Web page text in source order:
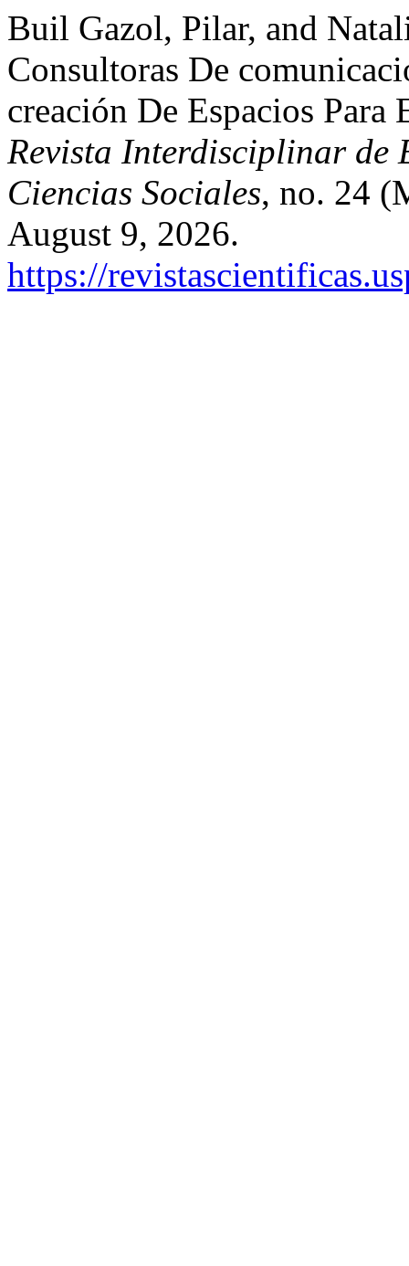
Buil Gazol, Pilar, and
Consultoras De
creación De Espacios
Revista Interdisciplinar de
Ciencias Sociales, no. 24
August 9, 2026.
https://